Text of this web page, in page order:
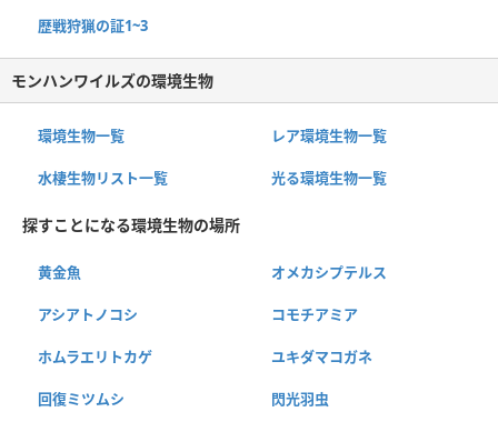
歴戦狩猟の証1~3
モンハンワイルズの環境生物
環境生物一覧 レア環境生物一覧
水棲生物リスト一覧 光る環境生物一覧
探すことになる環境生物の場所
黄金魚 オメカシプテルス
アシアトノコシ コモチアミア
ホムラエリトカゲ ユキダマコガネ
回復ミツムシ 閃光羽虫